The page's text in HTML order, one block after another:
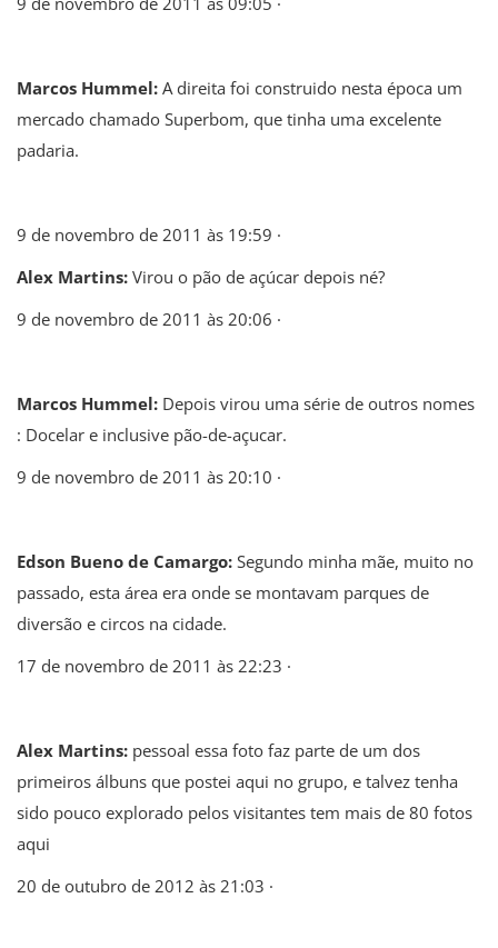
Marcos Hummel: A direita foi construido nesta época um
mercado chamado Superbom, que tinha uma excelente
padaria.
9 de novembro de 2011 às 19:59 ·
Alex Martins: Virou o pão de açúcar depois né?
9 de novembro de 2011 às 20:06 ·
Marcos Hummel: Depois virou uma série de outros nomes
: Docelar e inclusive pão-de-açucar.
9 de novembro de 2011 às 20:10 ·
Edson Bueno de Camargo: Segundo minha mãe, muito no
passado, esta área era onde se montavam parques de
diversão e circos na cidade.
17 de novembro de 2011 às 22:23 ·
Alex Martins: pessoal essa foto faz parte de um dos
primeiros álbuns que postei aqui no grupo, e talvez tenha
sido pouco explorado pelos visitantes tem mais de 80 fotos
aqui
20 de outubro de 2012 às 21:03 ·